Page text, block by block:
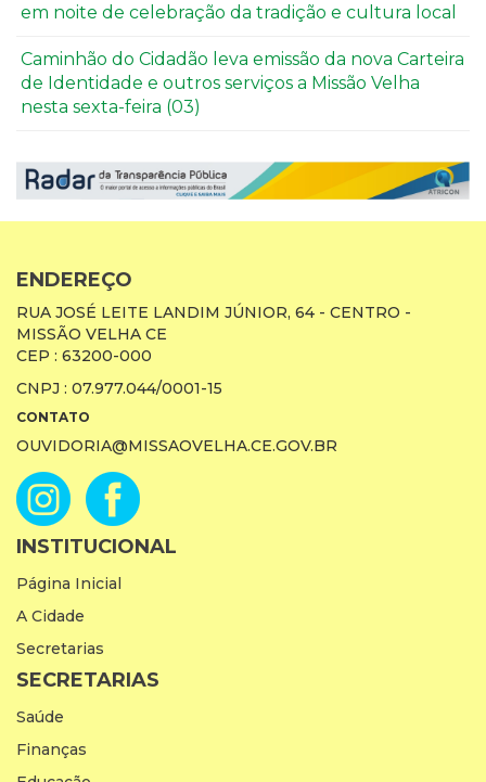
em noite de celebração da tradição e cultura local
Caminhão do Cidadão leva emissão da nova Carteira
de Identidade e outros serviços a Missão Velha
nesta sexta-feira (03)
ENDEREÇO
RUA JOSÉ LEITE LANDIM JÚNIOR, 64 - CENTRO -
MISSÃO VELHA CE
CEP : 63200-000
CNPJ : 07.977.044/0001-15
CONTATO
OUVIDORIA@MISSAOVELHA.CE.GOV.BR
INSTITUCIONAL
Página Inicial
A Cidade
Secretarias
SECRETARIAS
Saúde
Finanças